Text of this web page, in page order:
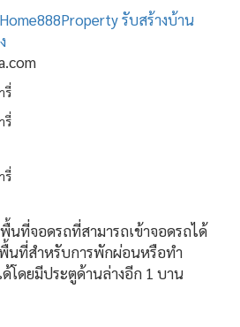
รับสร้างบ้าน
ที่จอดรถที่สามารถเข้าจอดรถได้
นที่สำหรับการพักผ่อนหรือทำ
โดยมีประตูด้านล่างอีก 1 บาน